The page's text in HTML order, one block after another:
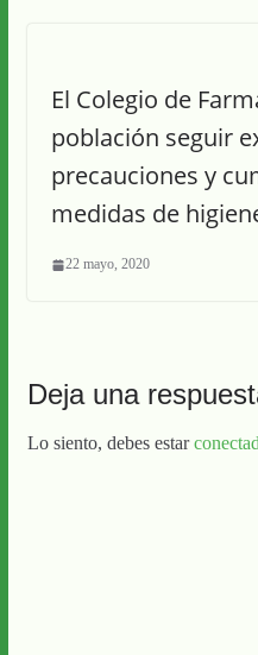
El Colegio de
población seguir
precauciones y
medidas de
22 mayo, 2020
Deja una
Lo siento, debes estar